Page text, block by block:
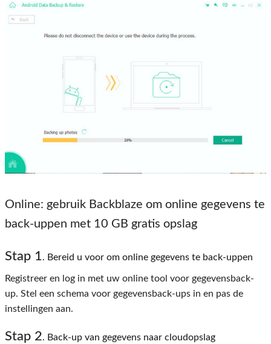
Online: gebruik Backblaze om online gegevens te
back-uppen met 10 GB gratis opslag
Stap 1. Bereid u voor om online gegevens te back-uppen
Registreer en log in met uw online tool voor gegevensback-
up. Stel een schema voor gegevensback-ups in en pas de
instellingen aan.
Stap 2. Back-up van gegevens naar cloudopslag